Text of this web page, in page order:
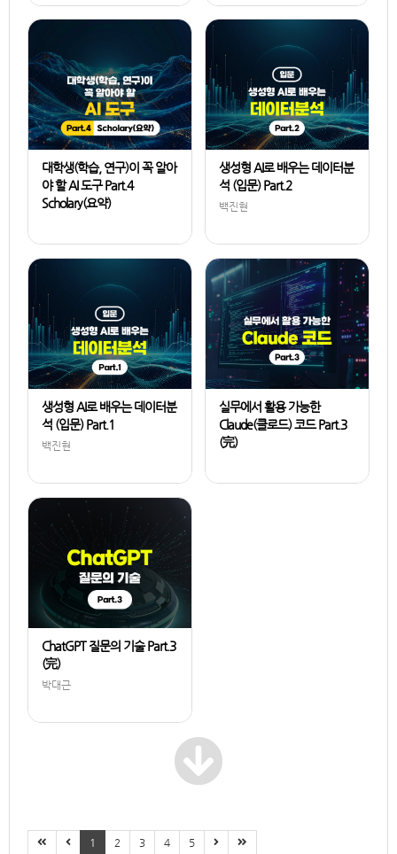
대학생(학습, 연구)이 꼭 알아
야 할 AI 도구 Part.4
Scholary(요약)
생성형 AI로 배우는 데이터분
석 (입문) Part.2
백진현
생성형 AI로 배우는 데이터분
석 (입문) Part.1
백진현
실무에서 활용 가능한
Claude(클로드) 코드 Part.3
(完)
ChatGPT 질문의 기술 Part.3
(完)
박대근
1 2 3 4 5